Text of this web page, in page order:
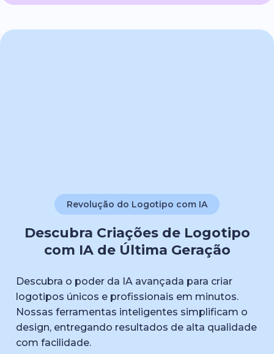
Revolução do Logotipo com IA
Descubra Criações de Logotipo
com IA de Última Geração
Descubra o poder da IA avançada para criar
logotipos únicos e profissionais em minutos.
Nossas ferramentas inteligentes simplificam o
design, entregando resultados de alta qualidade
com facilidade.